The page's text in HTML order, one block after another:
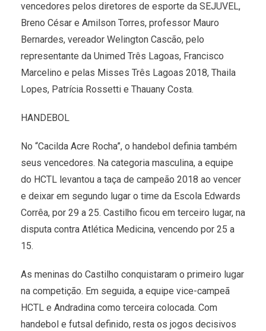
vencedores pelos diretores de esporte da SEJUVEL,
Breno César e Amilson Torres, professor Mauro
Bernardes, vereador Welington Cascão, pelo
representante da Unimed Três Lagoas, Francisco
Marcelino e pelas Misses Três Lagoas 2018, Thaila
Lopes, Patrícia Rossetti e Thauany Costa.
HANDEBOL
No “Cacilda Acre Rocha”, o handebol definia também
seus vencedores. Na categoria masculina, a equipe
do HCTL levantou a taça de campeão 2018 ao vencer
e deixar em segundo lugar o time da Escola Edwards
Corrêa, por 29 a 25. Castilho ficou em terceiro lugar, na
disputa contra Atlética Medicina, vencendo por 25 a
15.
As meninas do Castilho conquistaram o primeiro lugar
na competição. Em seguida, a equipe vice-campeã
HCTL e Andradina como terceira colocada. Com
handebol e futsal definido, resta os jogos decisivos